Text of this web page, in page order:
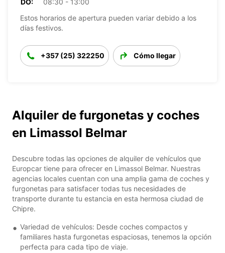
DO:
08:30 - 13:00
Estos horarios de apertura pueden variar debido a los
días festivos.
+357 (25) 322250 Cómo llegar
Alquiler de furgonetas y coches
en Limassol Belmar
Descubre todas las opciones de alquiler de vehículos que
Europcar tiene para ofrecer en Limassol Belmar. Nuestras
agencias locales cuentan con una amplia gama de coches y
furgonetas para satisfacer todas tus necesidades de
transporte durante tu estancia en esta hermosa ciudad de
Chipre.
Variedad de vehículos: Desde coches compactos y
familiares hasta furgonetas espaciosas, tenemos la opción
perfecta para cada tipo de viaje.